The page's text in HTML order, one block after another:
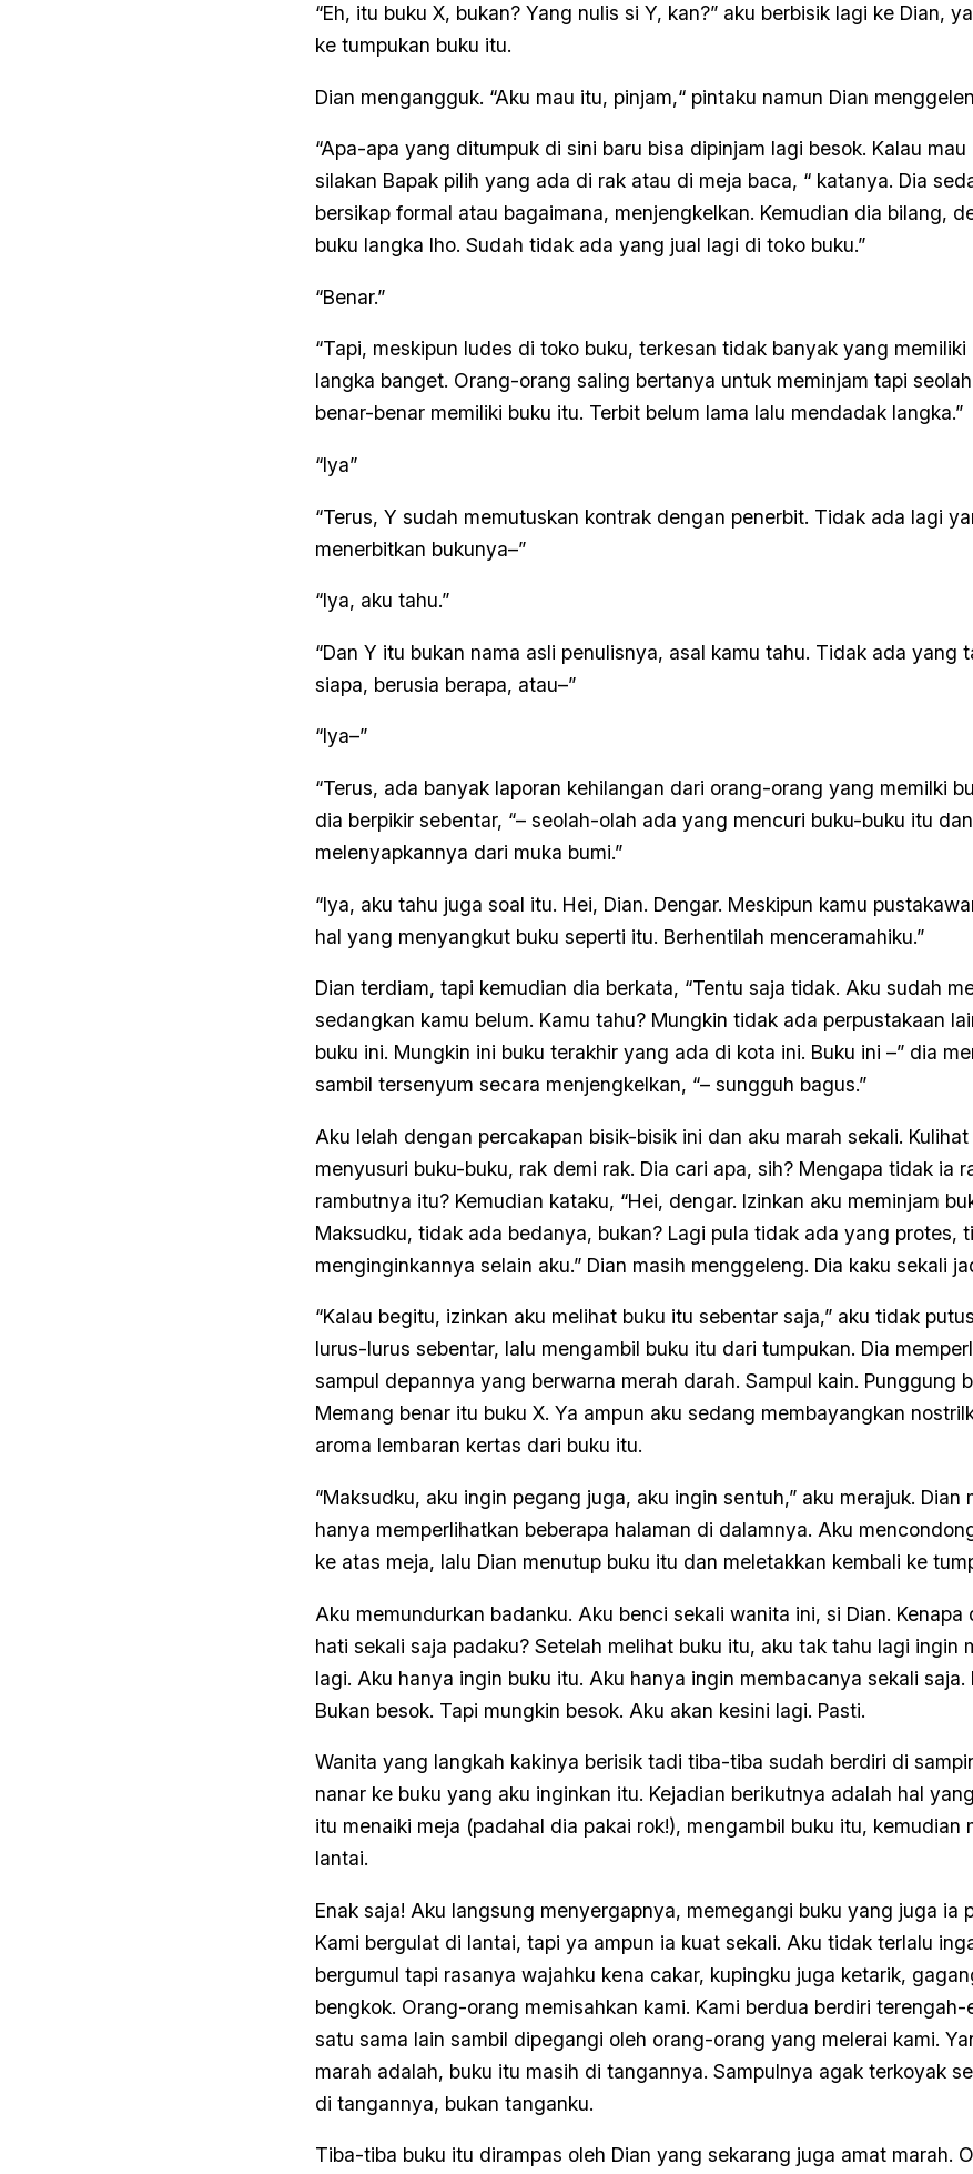
“Eh, itu buku X, bukan? Yang nulis si Y, kan?” aku berbisik lagi ke Dian,
ke tumpukan buku itu.
Dian mengangguk. “Aku mau itu, pinjam,“ pintaku namun Dian
“Apa-apa yang ditumpuk di sini baru bisa dipinjam lagi besok. Kalau mau
silakan Bapak pilih yang ada di rak atau di meja baca, “ katanya. Dia
bersikap formal atau bagaimana, menjengkelkan. Kemudian dia bilang,
buku langka lho. Sudah tidak ada yang jual lagi di toko buku.”
“Benar.”
“Tapi, meskipun ludes di toko buku, terkesan tidak banyak yang memiliki
langka banget. Orang-orang saling bertanya untuk meminjam tapi
benar-benar memiliki buku itu. Terbit belum lama lalu mendadak langka.”
“Iya”
“Terus, Y sudah memutuskan kontrak dengan penerbit. Tidak ada lagi
menerbitkan bukunya–”
“Iya, aku tahu.”
“Dan Y itu bukan nama asli penulisnya, asal kamu tahu. Tidak ada yang
siapa, berusia berapa, atau–”
“Iya–”
“Terus, ada banyak laporan kehilangan dari orang-orang yang memilki
dia berpikir sebentar, “– seolah-olah ada yang mencuri buku-buku itu
melenyapkannya dari muka bumi.”
“Iya, aku tahu juga soal itu. Hei, Dian. Dengar. Meskipun kamu
hal yang menyangkut buku seperti itu. Berhentilah menceramahiku.”
Dian terdiam, tapi kemudian dia berkata, “Tentu saja tidak. Aku sudah
sedangkan kamu belum. Kamu tahu? Mungkin tidak ada perpustakaan
buku ini. Mungkin ini buku terakhir yang ada di kota ini. Buku ini –” dia
sambil tersenyum secara menjengkelkan, “– sungguh bagus.”
Aku lelah dengan percakapan bisik-bisik ini dan aku marah sekali.
menyusuri buku-buku, rak demi rak. Dia cari apa, sih? Mengapa tidak ia
rambutnya itu? Kemudian kataku, “Hei, dengar. Izinkan aku meminjam
Maksudku, tidak ada bedanya, bukan? Lagi pula tidak ada yang protes,
menginginkannya selain aku.” Dian masih menggeleng. Dia kaku sekali
“Kalau begitu, izinkan aku melihat buku itu sebentar saja,” aku tidak
lurus-lurus sebentar, lalu mengambil buku itu dari tumpukan. Dia
sampul depannya yang berwarna merah darah. Sampul kain. Punggung
Memang benar itu buku X. Ya ampun aku sedang membayangkan
aroma lembaran kertas dari buku itu.
“Maksudku, aku ingin pegang juga, aku ingin sentuh,” aku merajuk. Dian
hanya memperlihatkan beberapa halaman di dalamnya. Aku
ke atas meja, lalu Dian menutup buku itu dan meletakkan kembali ke
Aku memundurkan badanku. Aku benci sekali wanita ini, si Dian.
hati sekali saja padaku? Setelah melihat buku itu, aku tak tahu lagi ingin
lagi. Aku hanya ingin buku itu. Aku hanya ingin membacanya sekali saja.
Bukan besok. Tapi mungkin besok. Aku akan kesini lagi. Pasti.
Wanita yang langkah kakinya berisik tadi tiba-tiba sudah berdiri di
nanar ke buku yang aku inginkan itu. Kejadian berikutnya adalah hal
itu menaiki meja (padahal dia pakai rok!), mengambil buku itu, kemudian
lantai.
Enak saja! Aku langsung menyergapnya, memegangi buku yang juga ia
Kami bergulat di lantai, tapi ya ampun ia kuat sekali. Aku tidak terlalu
bergumul tapi rasanya wajahku kena cakar, kupingku juga ketarik,
bengkok. Orang-orang memisahkan kami. Kami berdua berdiri
satu sama lain sambil dipegangi oleh orang-orang yang melerai kami.
marah adalah, buku itu masih di tangannya. Sampulnya agak terkoyak
di tangannya, bukan tanganku.
Tiba-tiba buku itu dirampas oleh Dian yang sekarang juga amat marah.